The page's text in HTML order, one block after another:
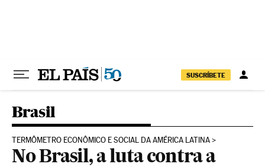
SUSCRÍBETE
Brasil
TERMÔMETRO ECONÔMICO E SOCIAL DA AMÉRICA LATINA
No Brasil, a luta contra a